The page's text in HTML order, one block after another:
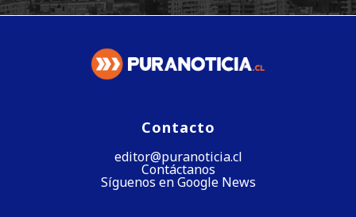
Contacto
editor@puranoticia.cl
Contáctanos
Síguenos en Google News